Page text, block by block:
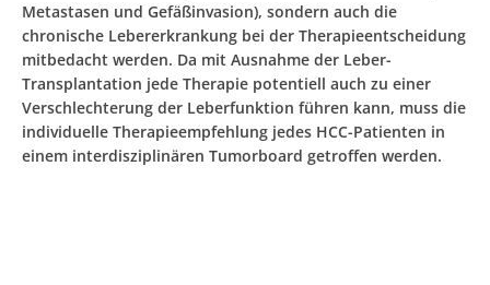
Metastasen und Gefäßinvasion), sondern auch die
chronische Lebererkrankung bei der Therapieentscheidung
mitbedacht werden. Da mit Ausnahme der Leber-
Transplantation jede Therapie potentiell auch zu einer
Verschlechterung der Leberfunktion führen kann, muss die
individuelle Therapieempfehlung jedes HCC-Patienten in
einem interdisziplinären Tumorboard getroffen werden.